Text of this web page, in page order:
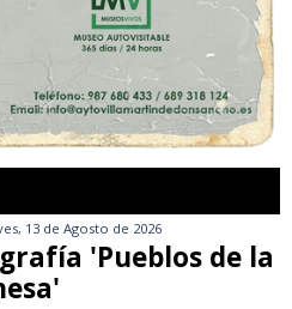
13 de Agosto de 2026
'Pueblos de la